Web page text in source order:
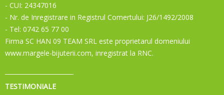
- CUI: 24347016
- Nr. de Inregistrare in Registrul Comertului: J26/1492/2008
- Tel: 0742 65 77 00
Firma SC HAN 09 TEAM SRL este proprietarul domeniului
www.margele-bijuterii.com, inregistrat la RNC.
TESTIMONIALE